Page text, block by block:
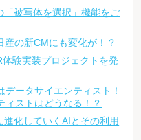
被写体を選択」機能をご
の新CMにも変化が！？
験実装プロジェクトを発
ータサイエンティスト！
ィストはどうなる！？
化していくAIとその利用